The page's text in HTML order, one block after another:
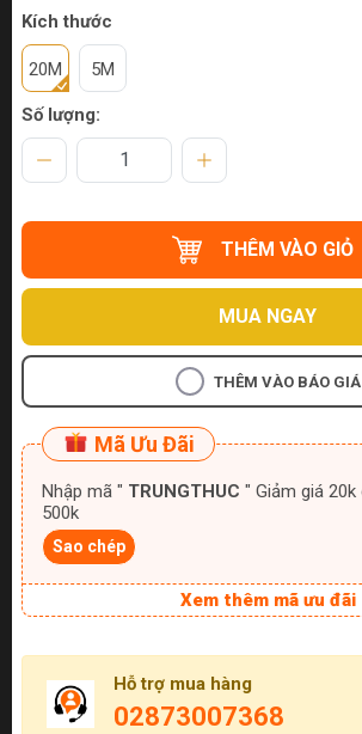
Kích thước
20M 5M
Số lượng:
THÊM VÀO GIỎ
MUA NGAY
THÊM VÀO BÁO GIÁ
Mã Ưu Đãi
Nhập mã " TRUNGTHUC " Giảm giá 20k cho đơn hàng từ
500k
Sao chép
Xem thêm mã ưu đãi
Hỗ trợ mua hàng
02873007368